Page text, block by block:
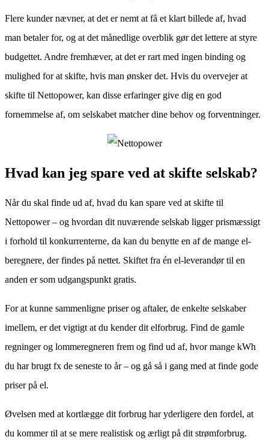
Flere kunder nævner, at det er nemt at få et klart billede af, hvad
man betaler for, og at det månedlige overblik gør det lettere at styre
budgettet. Andre fremhæver, at det er rart med ingen binding og
mulighed for at skifte, hvis man ønsker det. Hvis du overvejer at
skifte til Nettopower, kan disse erfaringer give dig en god
fornemmelse af, om selskabet matcher dine behov og forventninger.
Hvad kan jeg spare ved at skifte selskab?
Når du skal finde ud af, hvad du kan spare ved at skifte til
Nettopower – og hvordan dit nuværende selskab ligger prismæssigt
i forhold til konkurrenterne, da kan du benytte en af de mange el-
beregnere, der findes på nettet. Skiftet fra én el-leverandør til en
anden er som udgangspunkt gratis.
For at kunne sammenligne priser og aftaler, de enkelte selskaber
imellem, er det vigtigt at du kender dit elforbrug. Find de gamle
regninger og lommeregneren frem og find ud af, hvor mange kWh
du har brugt fx de seneste to år – og gå så i gang med at finde gode
priser på el.
Øvelsen med at kortlægge dit forbrug har yderligere den fordel, at
du kommer til at se mere realistisk og ærligt på dit strømforbrug.